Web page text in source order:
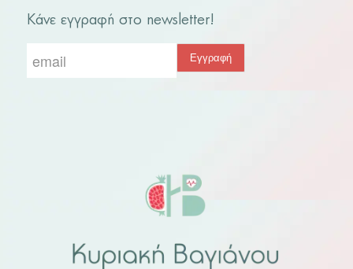
Κάνε εγγραφή στο newsletter!